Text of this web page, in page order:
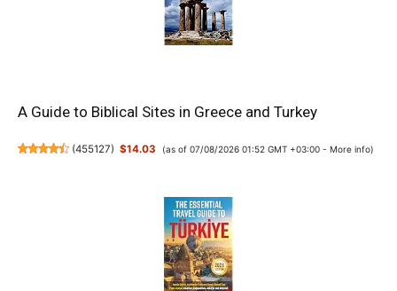
A Guide to Biblical Sites in Greece and Turkey
(455127) $14.03 (as of 07/08/2026 01:52 GMT +03:00 - More info)